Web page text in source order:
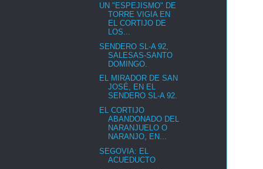
UN "ESPEJISMO" DE
TORRE VIGIA EN
EL CORTIJO DE
LOS...
SENDERO SL-A 92,
SALESAS-SANTO
DOMINGO.
EL MIRADOR DE SAN
JOSÉ, EN EL
SENDERO SL-A 92.
EL CORTIJO
ABANDONADO DEL
NARANJUELO O
NARANJO, EN...
SEGOVIA: EL
ACUEDUCTO